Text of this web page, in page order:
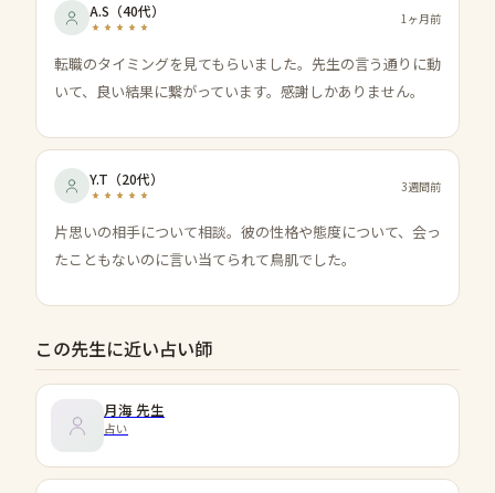
A.S （40代） 1ヶ月前
転職のタイミングを見てもらいました。先生の言う通りに動
いて、良い結果に繋がっています。感謝しかありません。
Y.T （20代） 3週間前
片思いの相手について相談。彼の性格や態度について、会っ
たこともないのに言い当てられて鳥肌でした。
この先生に近い占い師
月海 先生
占い